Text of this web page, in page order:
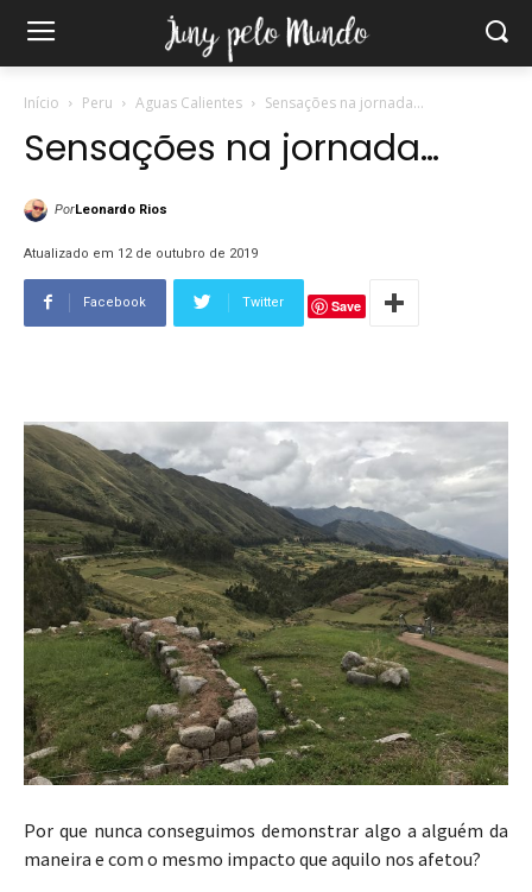
Início Peru Aguas Calientes Sensações na jornada...
Sensações na jornada…
PorLeonardo Rios
Atualizado em 12 de outubro de 2019
Facebook Twitter Save
Por que nunca conseguimos demonstrar algo a alguém da
maneira e com o mesmo impacto que aquilo nos afetou?